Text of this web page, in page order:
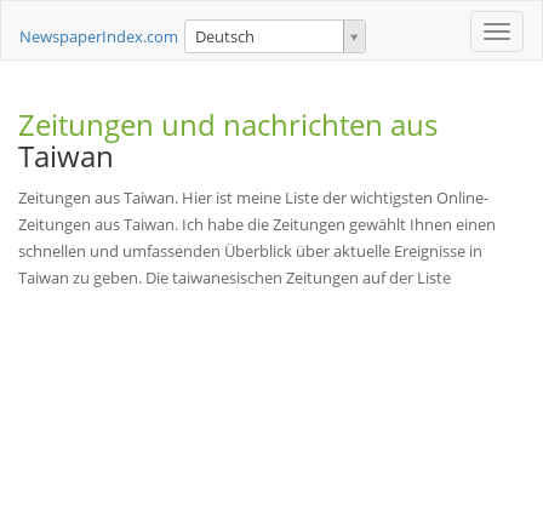
Toggle
NewspaperIndex.com Deutsch
Zeitungen und nachrichten aus
Taiwan
Zeitungen aus Taiwan. Hier ist meine Liste der wichtigsten Online-
Zeitungen aus Taiwan. Ich habe die Zeitungen gewählt Ihnen einen
schnellen und umfassenden Überblick über aktuelle Ereignisse in
Taiwan zu geben. Die taiwanesischen Zeitungen auf der Liste